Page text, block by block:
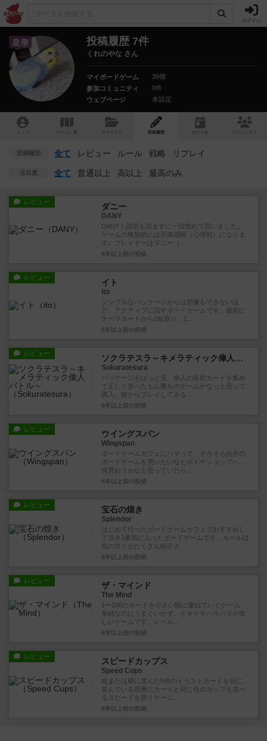
ログイン
皇帝 投稿履歴 7件
くれのやな さん
マイボードゲーム
39個
参加コミュニティ
0件
ウェブページ
未設定
トップ ゲーム一覧 マイリスト 投稿履歴 ボ ドゲ コミュニティ
投稿種別 全て レビュー ルール 戦略 リプレイ
注目度 全て 普通以上 高以上 最高のみ
レビュー ダニー
DANY
DANY！説明も読まずに一目惚れで買いました。
ゲームの種類的には正体隠匿（心理戦）になりま
す。プレイヤーはダニー（...
6年以上前 の投稿
レビュー イト
ito
シンプルなパッケージからは想像もできないほ
ど、アクティブに話すボードゲームです。最初に
テーマカードから2枚取り、1...
6年以上前 の投稿
レビュー ソクラテスラ～キメラティック偉人バトル～
Sokuratesura
パッケージをぱっと見、偉人の名前カードを集め
て正しく並べたもん勝ちのゲームかなっと思って
購入。後からプレイしてみる...
6年以上前 の投稿
レビュー ウイングスパン
Wingspan
ボードゲームカフェにハマって、そろそろ自分の
ボードゲームを買いたいなとボドゲショップへ…
何買おうかなと思っていたら...
6年以上前 の投稿
レビュー 宝石の煌き
Splendor
はじめて行ったボードゲームカフェでおすすめし
て頂き1番気に入ったボードゲームです。ルールは
他の方々がたくさん紹介さ...
6年以上前 の投稿
レビュー ザ・マインド
The Mind
1〜100のカードを小さい順に重ねていくゲーム。
単純なのにうまくいかず、ドキドキハラハラが楽
しいゲームです。レベル...
6年以上前 の投稿
レビュー スピードカップス
Speed Cups
縦または横に並んだ5色のイラストカードを元に、
並んでいる順番にカードと同じ色のカップを並べ
るスピードを競うゲーム。...
6年以上前 の投稿